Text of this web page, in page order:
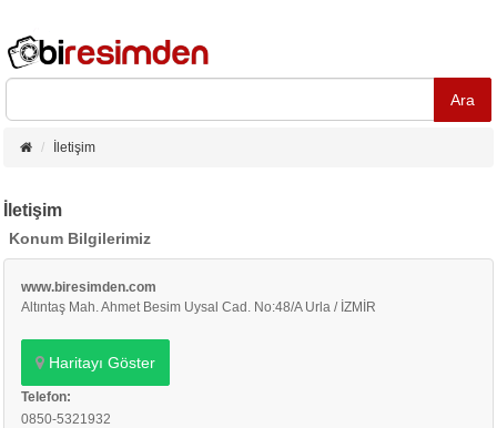
İletişim
İletişim
Konum Bilgilerimiz
www.biresimden.com
Altıntaş Mah. Ahmet Besim Uysal Cad. No:48/A Urla / İZMİR
Haritayı Göster
Telefon:
0850-5321932